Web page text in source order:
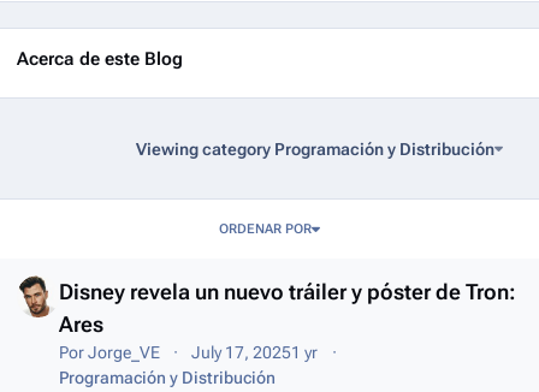
Acerca de este Blog
Viewing category Programación y Distribución
ORDENAR POR
Disney revela un nuevo tráiler y póster de Tron:
Ares
PorJorge_VE July 17, 20251 yr
Programación y Distribución